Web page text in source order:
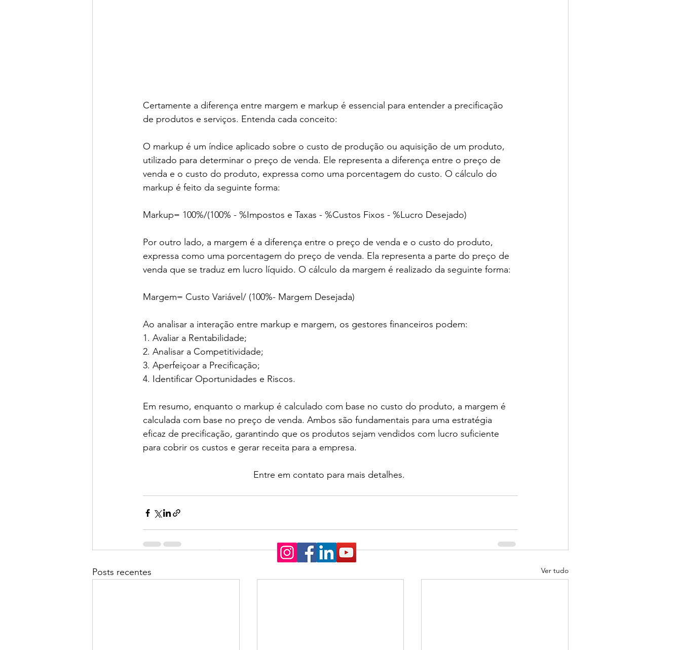
Certamente a diferença entre margem e markup é essencial para entender a precificação
de produtos e serviços. Entenda cada conceito:
O markup é um índice aplicado sobre o custo de produção ou aquisição de um produto,
utilizado para determinar o preço de venda. Ele representa a diferença entre o preço de
venda e o custo do produto, expressa como uma porcentagem do custo. O cálculo do
markup é feito da seguinte forma:
Markup= 100%/(100% - %Impostos e Taxas - %Custos Fixos - %Lucro Desejado)
Por outro lado, a margem é a diferença entre o preço de venda e o custo do produto,
expressa como uma porcentagem do preço de venda. Ela representa a parte do preço de
venda que se traduz em lucro líquido. O cálculo da margem é realizado da seguinte forma:
Margem= Custo Variável/ (100%- Margem Desejada)
Ao analisar a interação entre markup e margem, os gestores financeiros podem:
1. Avaliar a Rentabilidade;
2. Analisar a Competitividade;
3. Aperfeiçoar a Precificação;
4. Identificar Oportunidades e Riscos.
Em resumo, enquanto o markup é calculado com base no custo do produto, a margem é
calculada com base no preço de venda. Ambos são fundamentais para uma estratégia
eficaz de precificação, garantindo que os produtos sejam vendidos com lucro suficiente
para cobrir os custos e gerar receita para a empresa.
Entre em contato para mais detalhes.
Posts recentes Ver tudo
Nossas redes sociais